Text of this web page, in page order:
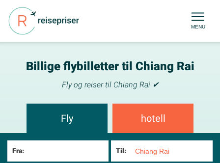
MENU
Billige flybilletter til Chiang Rai
Fly og reiser til Chiang Rai ✔
Fly hotell
Fra: Til: